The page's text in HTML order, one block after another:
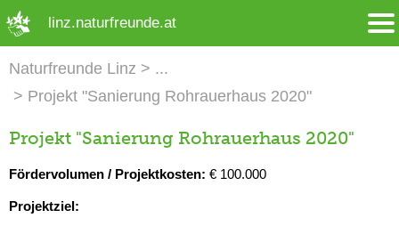
linz.naturfreunde.at
Naturfreunde Linz
Projekt "Sanierung Rohrauerhaus 2020"
Projekt "Sanierung Rohrauerhaus 2020"
Fördervolumen / Projektkosten: € 100.000
Projektziel: